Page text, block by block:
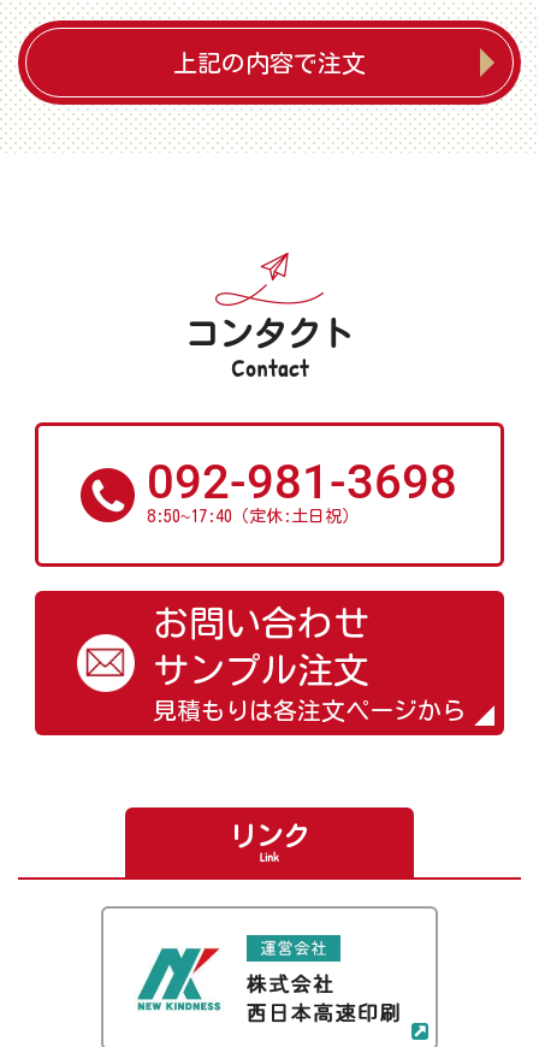
上記の内容で注文
コンタクト
Contact
092-981-3698
8:50~17:40（定休:土日祝）
お問い合わせ
サンプル注文
見積もりは各注文ページから
リンク
Link